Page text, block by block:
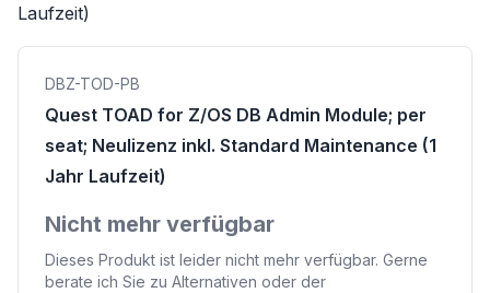
Laufzeit)
DBZ-TOD-PB
Quest TOAD for Z/OS DB Admin Module; per
seat; Neulizenz inkl. Standard Maintenance (1
Jahr Laufzeit)
Nicht mehr verfügbar
Dieses Produkt ist leider nicht mehr verfügbar. Gerne
berate ich Sie zu Alternativen oder der